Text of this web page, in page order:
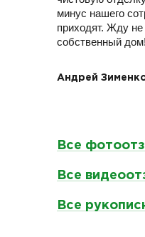
минус нашего
приходят. Жду
собственный дом!
Андрей
Все
Все
Все